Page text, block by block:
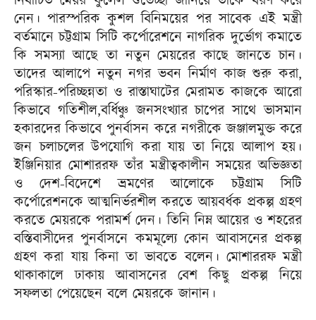
নেন। পারস্পরিক কুশল বিনিময়ের পর সাবেক এই মন্ত্রী
বর্তমানে চট্টগ্রাম সিটি কর্পোরেশনে নাগরিক দুর্ভোগ কমাতে
কি সমস্যা আছে তা নতুন মেয়রের কাছে জানতে চান।
তাদের আলাপে নতুন নগর ভবন নির্মাণ কাজ শুরু করা,
পরিস্কার-পরিচ্ছন্নতা ও রাস্তাঘাটের মেরামত কাজকে আরো
কিভাবে গতিশীল,বর্ধিঞ্চু জনসংখ্যার চাপের সাথে ভাসমান
হকারদের কিভাবে পুনর্বাসন করে নগরীকে জঞ্জালমুক্ত করে
জন চলাচলের উপযোগি করা যায় তা নিয়ে আলাপ হয়।
ইঞ্জিনিয়ার মোশাররফ তাঁর মন্ত্রীত্বকালীন সময়ের অভিজ্ঞতা
ও দেশ-বিদেশে ভ্রমণের আলোকে চট্টগ্রাম সিটি
কর্পোরেশনকে আত্মনির্ভরশীল করতে আয়বর্ধক প্রকল্প গ্রহণ
করতে মেয়রকে পরামর্শ দেন। তিনি নিম্ন আয়ের ও শহরের
বস্তিবাসীদের পুনর্বাসনে কমমূল্যে কোন আবাসনের প্রকল্প
গ্রহণ করা যায় কিনা তা ভাবতে বলেন। মোশাররফ মন্ত্রী
থাকাকালে ঢাকায় আবাসনের বেশ কিছু প্রকল্প নিয়ে
সফলতা পেয়েছেন বলে মেয়রকে জানান।